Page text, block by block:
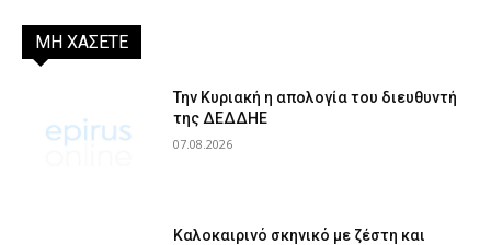
ΜΗ ΧΑΣΕΤΕ
Την Κυριακή η απολογία του διευθυντή
της ΔΕΔΔΗΕ
07.08.2026
Καλοκαιρινό σκηνικό με ζέστη και